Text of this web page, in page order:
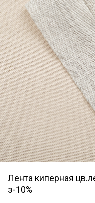
Лента киперная
э-10%